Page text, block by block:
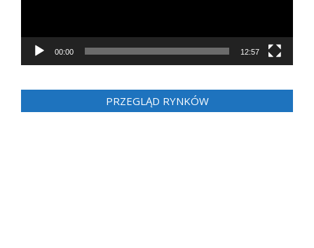
00:00 12:57
PRZEGLĄD RYNKÓW